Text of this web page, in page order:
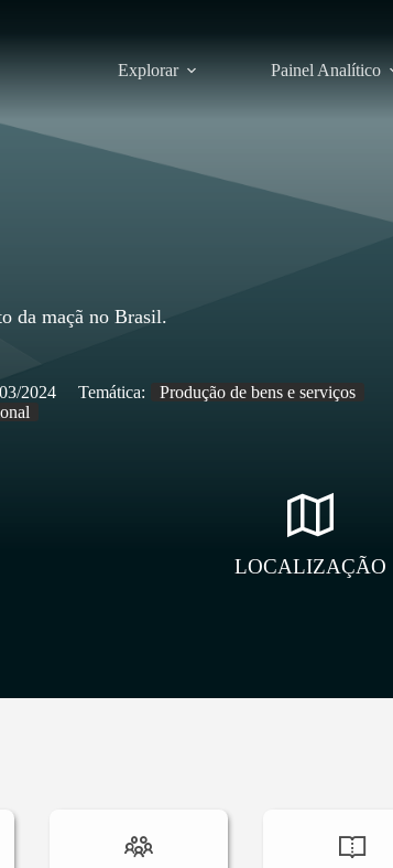
Explorar Painel Analítico
da maçã no Brasil.
2024 Temática:
Produção de bens e serviços
LOCALIZAÇÃO